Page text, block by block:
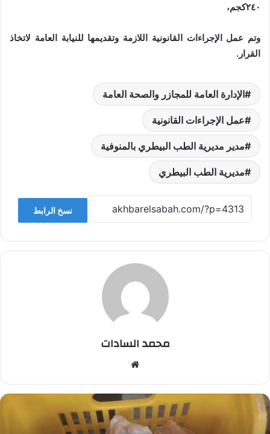
٢٤٠كجم،
وتم عمل الإجراءات القانونية اللازمة وتقديمها للنيابة العامة لاتخاذ
القرار.
الإدارة العامة للمجازر والصحة العامة
عمل الإجراءات القانونية
مدير مديرية الطب البيطري بالمنوفية
مديرية الطب البيطري
نسخ الرابط
محمد السادات